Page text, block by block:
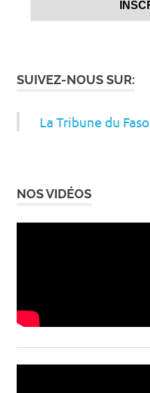
SUIVEZ-NOUS SUR:
La Tribune du Faso
NOS VIDÉOS